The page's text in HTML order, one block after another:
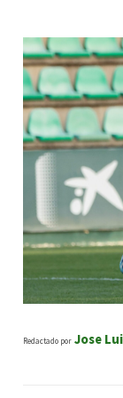
Redactado por Jose